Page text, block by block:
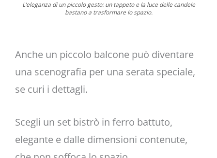
L’eleganza di un piccolo gesto: un tappeto e la luce delle candele
bastano a trasformare lo spazio.
Anche un piccolo balcone può diventare
una scenografia per una serata speciale,
se curi i dettagli.
Scegli un set bistrò in ferro battuto,
elegante e dalle dimensioni contenute,